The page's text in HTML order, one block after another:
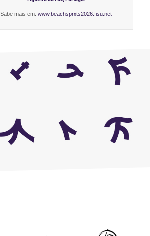
Sabe mais em:www.beachsprots2026.fisu.net